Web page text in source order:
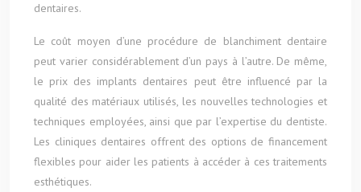
dentaires.
Le coût moyen d’une procédure de blanchiment dentaire
peut varier considérablement d’un pays à l’autre. De même,
le prix des implants dentaires peut être influencé par la
qualité des matériaux utilisés, les nouvelles technologies et
techniques employées, ainsi que par l’expertise du dentiste.
Les cliniques dentaires offrent des options de financement
flexibles pour aider les patients à accéder à ces traitements
esthétiques.